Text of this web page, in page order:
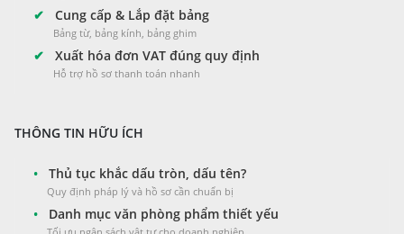
✔ Cung cấp & Lắp đặt bảng
Bảng từ, bảng kính, bảng ghim
✔ Xuất hóa đơn VAT đúng quy định
Hỗ trợ hồ sơ thanh toán nhanh
THÔNG TIN HỮU ÍCH
• Thủ tục khắc dấu tròn, dấu tên?
Quy định pháp lý và hồ sơ cần chuẩn bị
• Danh mục văn phòng phẩm thiết yếu